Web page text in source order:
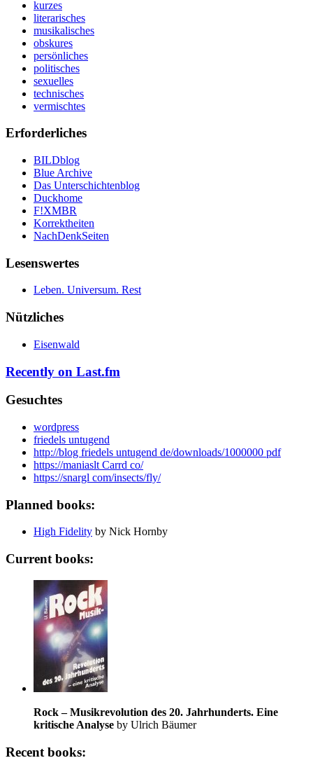
kurzes
literarisches
musikalisches
obskures
persönliches
politisches
sexuelles
technisches
vermischtes
Erforderliches
BILDblog
Blue Archive
Das Unterschichtenblog
Duckhome
F!XMBR
Korrektheiten
NachDenkSeiten
Lesenswertes
Leben. Universum. Rest
Nützliches
Eisenwald
Recently on Last.fm
Gesuchtes
wordpress
friedels untugend
http://blog friedels untugend de/downloads/1000000 pdf
https://maniaslt Carrd co/
https://snargl com/insects/fly/
Planned books:
High Fidelity by Nick Hornby
Current books:
Rock – Musikrevolution des 20. Jahrhunderts. Eine
kritische Analyse by Ulrich Bäumer
Recent books: